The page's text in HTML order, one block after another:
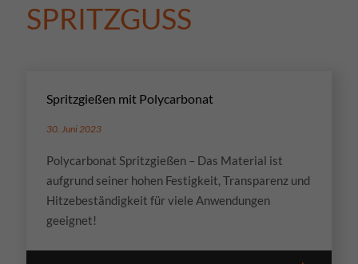
SPRITZGUSS
Spritzgießen mit Polycarbonat
30. Juni 2023
Polycarbonat Spritzgießen – Das Material ist
aufgrund seiner hohen Festigkeit, Transparenz und
Hitzebeständigkeit für viele Anwendungen
geeignet!